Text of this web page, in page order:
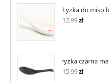
Łyżka do miso
12,99zł
łyżka czarna
15,99zł